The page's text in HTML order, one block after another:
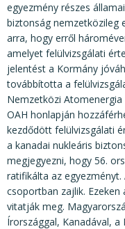
E-ÜGYINTÉZÉS
egyezmény részes
biztonság nemzetközileg
arra, hogy erről
amelyet felülvizsgálati
jelentést a Kormány
továbbította a
Nemzetközi
OAH honlapján
kezdődött felülvizsgálati
a kanadai nukleáris
megjegyezni, hogy 56.
ratifikálta az
csoportban zajlik.
vitatják meg.
Írországgal, Kanadával,